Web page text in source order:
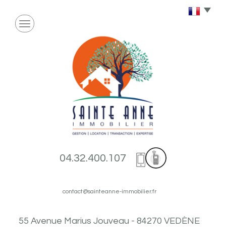
04.32.400.107
contact@sainteanne-immobilier.fr
55 Avenue Marius Jouveau - 84270 VEDÈNE